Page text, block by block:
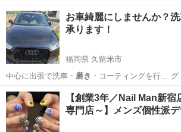
ル効果等も相談…
沖縄 那覇市 県庁前駅 便利屋 無料
お車綺麗にしませんか？
承ります！
福岡県 久留米市
中心に出張で洗車・ 磨き ・コーティングを行… グ
・ヘッドライト研…
福岡 久留米市 便利屋
【創業3年／Nail Man新宿
専門店～】メンズ個性派